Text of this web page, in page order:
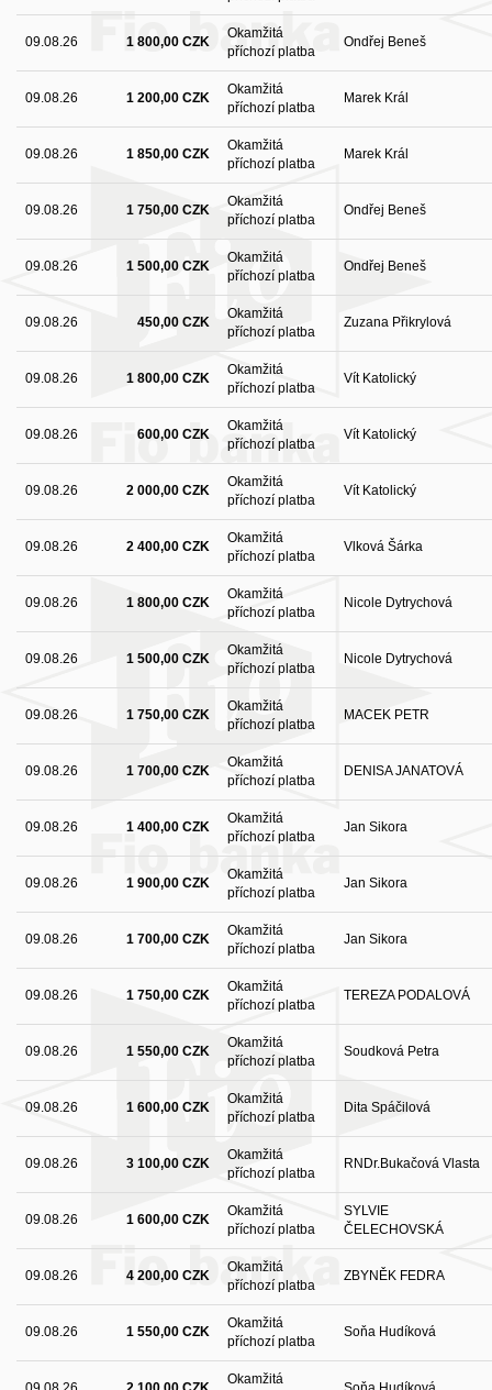
09.08.26 1 800,00 CZK
Okamžitá
příchozí platba
Ondřej Beneš
09.08.26 1 200,00 CZK
Okamžitá
příchozí platba
Marek Král
09.08.26 1 850,00 CZK
Okamžitá
příchozí platba
Marek Král
09.08.26 1 750,00 CZK
Okamžitá
příchozí platba
Ondřej Beneš
09.08.26 1 500,00 CZK
Okamžitá
příchozí platba
Ondřej Beneš
09.08.26 450,00 CZK
Okamžitá
příchozí platba
Zuzana Přikrylová
09.08.26 1 800,00 CZK
Okamžitá
příchozí platba
Vít Katolický
09.08.26 600,00 CZK
Okamžitá
příchozí platba
Vít Katolický
09.08.26 2 000,00 CZK
Okamžitá
příchozí platba
Vít Katolický
09.08.26 2 400,00 CZK
Okamžitá
příchozí platba
Vlková Šárka
09.08.26 1 800,00 CZK
Okamžitá
příchozí platba
Nicole Dytrychová
09.08.26 1 500,00 CZK
Okamžitá
příchozí platba
Nicole Dytrychová
09.08.26 1 750,00 CZK
Okamžitá
příchozí platba
MACEK PETR
09.08.26 1 700,00 CZK
Okamžitá
příchozí platba
DENISA JANATOVÁ
09.08.26 1 400,00 CZK
Okamžitá
příchozí platba
Jan Sikora
09.08.26 1 900,00 CZK
Okamžitá
příchozí platba
Jan Sikora
09.08.26 1 700,00 CZK
Okamžitá
příchozí platba
Jan Sikora
09.08.26 1 750,00 CZK
Okamžitá
příchozí platba
TEREZA PODALOVÁ
09.08.26 1 550,00 CZK
Okamžitá
příchozí platba
Soudková Petra
09.08.26 1 600,00 CZK
Okamžitá
příchozí platba
Dita Spáčilová
09.08.26 3 100,00 CZK
Okamžitá
příchozí platba
RNDr.Bukačová Vlasta
09.08.26 1 600,00 CZK
Okamžitá
příchozí platba
SYLVIE
ČELECHOVSKÁ
09.08.26 4 200,00 CZK
Okamžitá
příchozí platba
ZBYNĚK FEDRA
09.08.26 1 550,00 CZK
Okamžitá
příchozí platba
Soňa Hudíková
Okamžitá